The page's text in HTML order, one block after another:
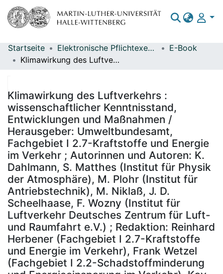
Bereiche & Sammlungen
Statistiken
Startseite Elektronische Pflichtexemplare
E-Book
Klimawirkung des Luftverkehrs : wissenschaftlicher Kenntnisstand, Entwicklungen und Maßnahmen / Herausgeber: Umweltbundesamt, Fachgebiet I 2.7-Kraftstoffe und Energie im Verkehr ; Autorinnen und Autoren: K. Dahlmann, S. Matthes (Institut für Physik der Atmosphäre), M. Plohr (Institut für Antriebstechnik), M. Niklaß, J. D. Scheelhaase, F. Wozny (Institut für Luftverkehr Deutsches Zentrum für Luft- und Raumfahrt e.V.) ; Redaktion: Reinhard Herbener (Fachgebiet I 2.7-Kraftstoffe und Energie im Verkehr), Frank Wetzel (Fachgebiet I 2.2-Schadstoffminderung und Energieeinsparung im Verkehr), Kay Köhler (Fachgebiet V 3.6-Luftverkehr Umweltbundesamt), F. Linke, A. Lau (DLR, Institut für Luftverkehr)
Klimawirkung des Luftverkehrs :
wissenschaftlicher Kenntnisstand,
Entwicklungen und Maßnahmen /
Herausgeber: Umweltbundesamt,
Fachgebiet I 2.7-Kraftstoffe und Energie
im Verkehr ; Autorinnen und Autoren: K.
Dahlmann, S. Matthes (Institut für Physik
der Atmosphäre), M. Plohr (Institut für
Antriebstechnik), M. Niklaß, J. D.
Scheelhaase, F. Wozny (Institut für
Luftverkehr Deutsches Zentrum für Luft-
und Raumfahrt e.V.) ; Redaktion: Reinhard
Herbener (Fachgebiet I 2.7-Kraftstoffe
und Energie im Verkehr), Frank Wetzel
(Fachgebiet I 2.2-Schadstoffminderung